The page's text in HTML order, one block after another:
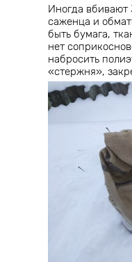
Иногда вбивают
саженца и
быть бумага,
нет
набросить
«стержня»,